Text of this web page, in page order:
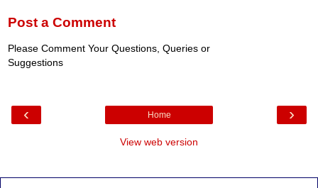
Post a Comment
Please Comment Your Questions, Queries or
Suggestions
‹ ›
Home
View web version